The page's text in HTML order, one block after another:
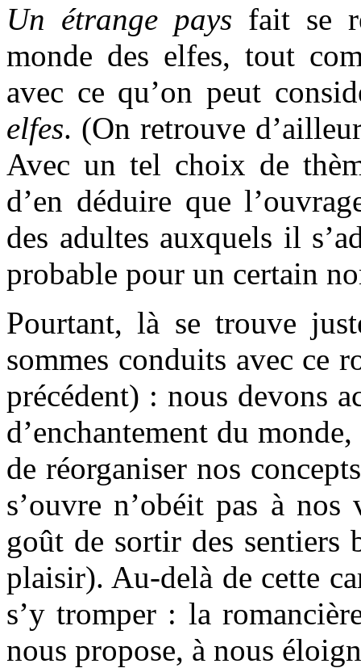
Un étrange pays fait se
monde des elfes, tout
avec ce qu’on peut
elfes. (On retrouve
Avec un tel choix de
d’en déduire que
des adultes auxquels il
probable pour un certain
Pourtant, là se trouve
sommes conduits avec ce
précédent) : nous devons
d’enchantement du
de réorganiser nos
s’ouvre n’obéit pas à
goût de sortir des sentiers
plaisir). Au-delà de cette
s’y tromper : la
nous propose, à nous